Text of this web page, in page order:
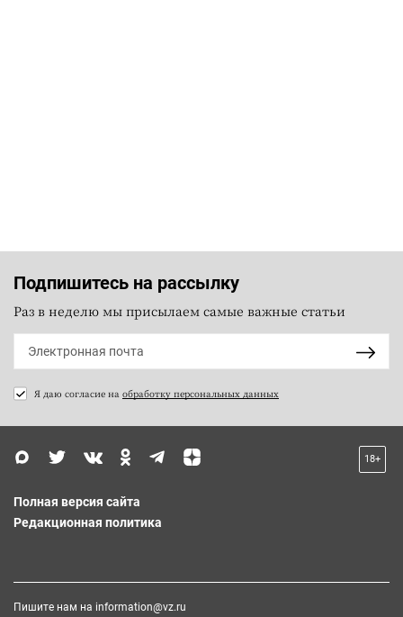
Подпишитесь на рассылку
Раз в неделю мы присылаем самые важные статьи
Я даю согласие на обработку персональных данных
18+
Полная версия сайта
Редакционная политика
Пишите нам на information@vz.ru